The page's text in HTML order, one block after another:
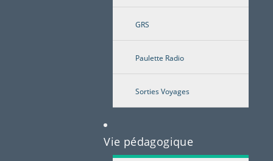
GRS
Paulette Radio
Sorties Voyages
Vie pédagogique